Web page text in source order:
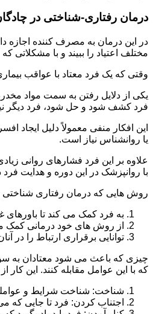
درمان رفتاری-شناختی در
مختلف اعتیاد را ببیند و با مشکلاتی
وقتی که یک فرد معتاد با عواقب
یکی از دلایل رفتن به سمت مواد
فرد کشف شود و حل شود، فرد دیگر
این افکار منفی معمولاً دلیل ایجاد
یا روانشناس نیاز است.
علاوه بر این فرد فشارهای روانی
با روانپزشک در این دوره و هدایت
روش هایی که درمان رفتاری شناختی
به فرد کمک می کند تا باورهای
از روش های خود درمانی کمک می
توانایی برقراری ارتباط را در
چیزی که باعث می شود معتادان به
که با این عوامل مقابله کنند. این
شناخت: شناخت شرایط و
اجتناب کردن: فرد تا جایی که